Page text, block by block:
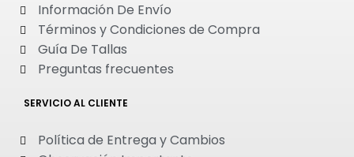
Información De Envío
Términos y Condiciones de Compra
Guía De Tallas
Preguntas frecuentes
SERVICIO AL CLIENTE
Política de Entrega y Cambios